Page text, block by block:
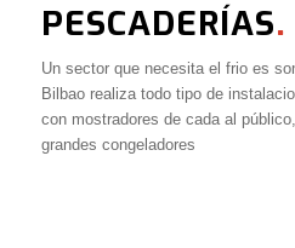
PESCADERÍAS.
Un sector que necesita el frio es
Bilbao realiza todo tipo de
con mostradores de cada al
grandes congeladores